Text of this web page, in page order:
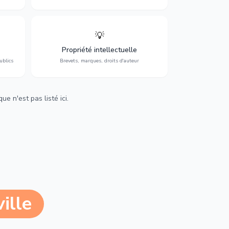
💡
Propriété intellectuelle
Brevets, marques, droits d'auteur
Protection de vos créations : brevets,
marques, droits d'auteur et lutte contre la
contrefaçon.
n'est pas listé ici.